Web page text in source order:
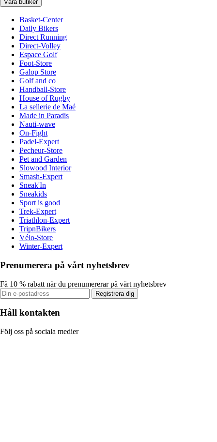
Våra butiker
Basket-Center
Daily Bikers
Direct Running
Direct-Volley
Espace Golf
Foot-Store
Galop Store
Golf and co
Handball-Store
House of Rugby
La sellerie de Maé
Made in Paradis
Nauti-wave
On-Fight
Padel-Expert
Pecheur-Store
Pet and Garden
Slowood Interior
Smash-Expert
Sneak'In
Sneakids
Sport is good
Trek-Expert
Triathlon-Expert
TripnBikers
Vélo-Store
Winter-Expert
Prenumerera på vårt nyhetsbrev
Få 10 % rabatt när du prenumererar på vårt nyhetsbrev
Registrera dig
Håll kontakten
Följ oss på sociala medier